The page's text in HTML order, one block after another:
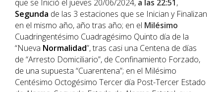
que se Inició el jueves 20/06/2024, a las 22:51,
Segunda de las 3 estaciones que se Inician y Finalizan
en el mismo año, año tras año; en el Milésimo
Cuadringentésimo Cuadragésimo Quinto día de la
“Nueva Normalidad”, tras casi una Centena de días
de “Arresto Domiciliario”, de Confinamiento Forzado,
de una supuesta “Cuarentena”; en el Milésimo
Centésimo Octogésimo Tercer día Post-Tercer Estado